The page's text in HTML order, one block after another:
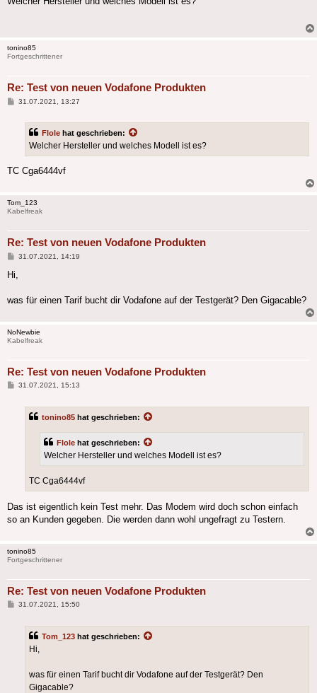
tonino85
Fortgeschrittener
Re: Test von neuen Vodafone Produkten
Beitrag
31.07.2021, 13:27
Flole hat geschrieben:
Welcher Hersteller und welches Modell ist es?
TC Cga6444vf
Tom_123
Kabelfreak
Re: Test von neuen Vodafone Produkten
Beitrag
31.07.2021, 14:19
Hi,
was für einen Tarif bucht dir Vodafone auf der Testgerät? Den Gigacable?
NoNewbie
Kabelfreak
Re: Test von neuen Vodafone Produkten
Beitrag
31.07.2021, 15:13
tonino85 hat geschrieben:
Flole hat geschrieben:
Welcher Hersteller und welches Modell ist es?
TC Cga6444vf
Das ist eigentlich kein Test mehr. Das Modem wird doch schon einfach
so an Kunden gegeben. Die werden dann wohl ungefragt zu Testern.
tonino85
Fortgeschrittener
Re: Test von neuen Vodafone Produkten
Beitrag
31.07.2021, 15:50
Tom_123 hat geschrieben:
Hi,
was für einen Tarif bucht dir Vodafone auf der Testgerät? Den
Gigacable?